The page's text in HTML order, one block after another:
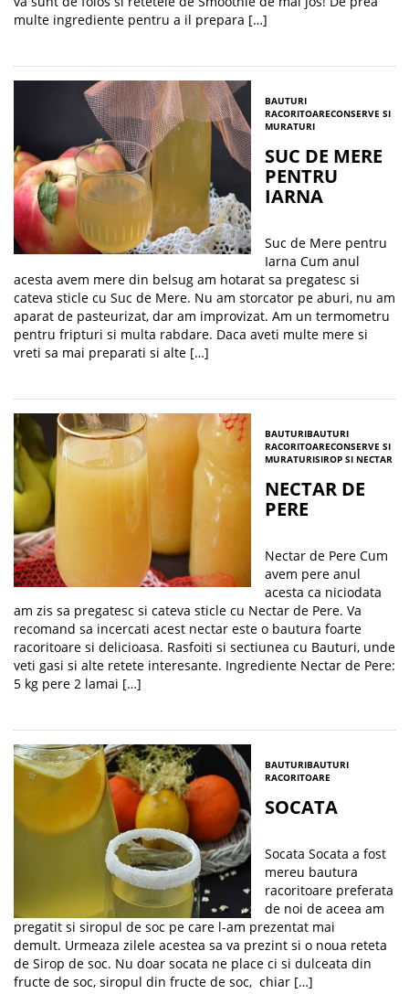
multe ingrediente pentru a il prepara […]
BAUTURI
RACORITOARECONSERVE SI
MURATURI
SUC DE MERE
PENTRU
IARNA
Suc de Mere pentru
Iarna Cum anul
acesta avem mere din belsug am hotarat sa pregatesc si
cateva sticle cu Suc de Mere. Nu am storcator pe aburi, nu am
aparat de pasteurizat, dar am improvizat. Am un termometru
pentru fripturi si multa rabdare. Daca aveti multe mere si
vreti sa mai preparati si alte […]
BAUTURIBAUTURI
RACORITOARECONSERVE SI
MURATURISIROP SI NECTAR
NECTAR DE
PERE
Nectar de Pere Cum
avem pere anul
acesta ca niciodata
am zis sa pregatesc si cateva sticle cu Nectar de Pere. Va
recomand sa incercati acest nectar este o bautura foarte
racoritoare si delicioasa. Rasfoiti si sectiunea cu Bauturi, unde
veti gasi si alte retete interesante. Ingrediente Nectar de Pere:
5 kg pere 2 lamai […]
BAUTURIBAUTURI
RACORITOARE
SOCATA
Socata Socata a fost
mereu bautura
racoritoare preferata
de noi de aceea am
pregatit si siropul de soc pe care l-am prezentat mai
demult. Urmeaza zilele acestea sa va prezint si o noua reteta
de Sirop de soc. Nu doar socata ne place ci si dulceata din
fructe de soc, siropul din fructe de soc, chiar […]